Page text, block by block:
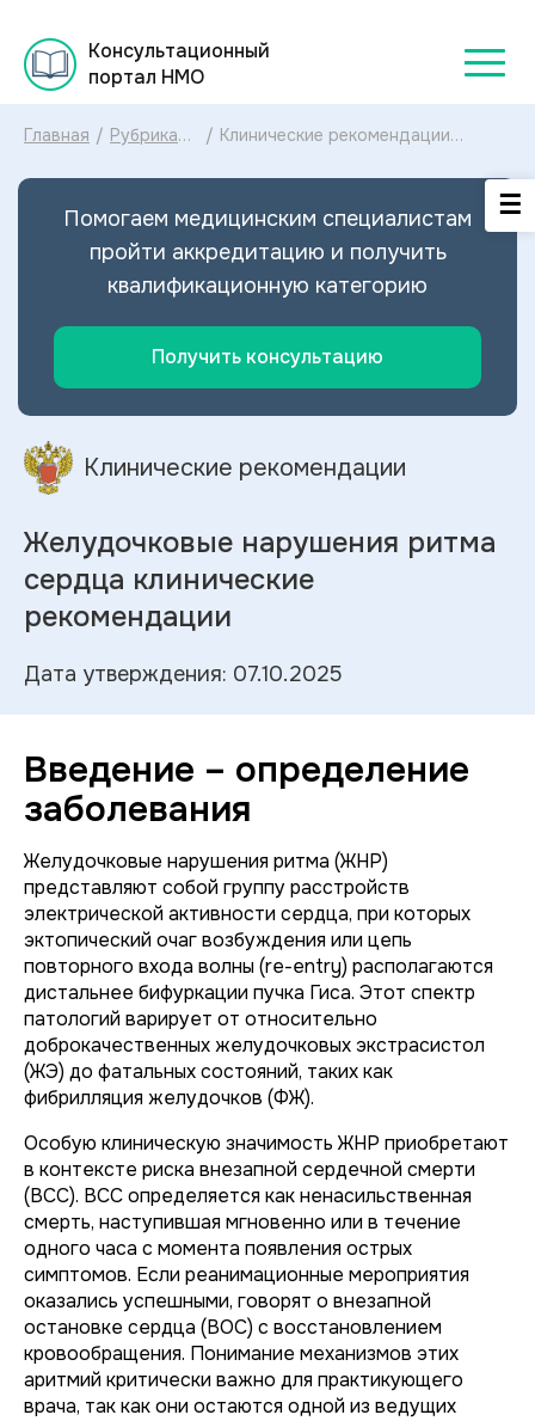
Консультационный
портал НМО
Главная / Рубрикатор
рекомендаций
/ Клинические рекомендации
сердца МКБ-10: диагностика и
лечение Желудочковых нарушений
ритма сердца 2025
Помогаем медицинским специалистам
пройти аккредитацию и получить
квалификационную категорию
Получить консультацию
Клинические рекомендации
Желудочковые нарушения ритма
сердца клинические
рекомендации
Дата утверждения: 07.10.2025
Введение – определение
заболевания
Желудочковые нарушения ритма (ЖНР)
представляют собой группу расстройств
электрической активности сердца, при которых
эктопический очаг возбуждения или цепь
повторного входа волны (re-entry) располагаются
дистальнее бифуркации пучка Гиса. Этот спектр
патологий варирует от относительно
доброкачественных желудочковых экстрасистол
(ЖЭ) до фатальных состояний, таких как
фибрилляция желудочков (ФЖ).
Особую клиническую значимость ЖНР приобретают
в контексте риска внезапной сердечной смерти
(ВСС). ВСС определяется как ненасильственная
смерть, наступившая мгновенно или в течение
одного часа с момента появления острых
симптомов. Если реанимационные мероприятия
оказались успешными, говорят о внезапной
остановке сердца (ВОС) с восстановлением
кровообращения. Понимание механизмов этих
аритмий критически важно для практикующего
врача, так как они остаются одной из ведущих